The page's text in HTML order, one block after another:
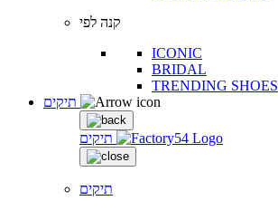
קנה לפי
ICONIC
BRIDAL
TRENDING SHOES
תיקים
תיקים